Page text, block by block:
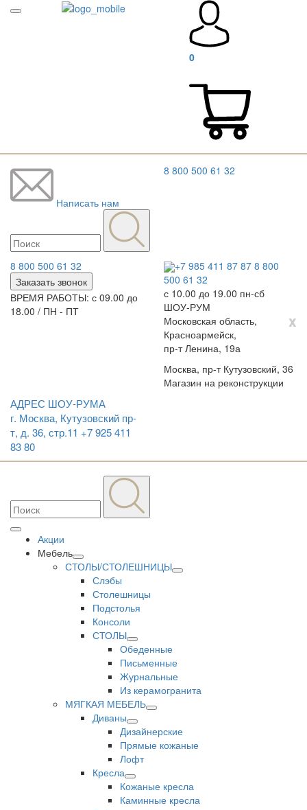
0
Написать нам
8 800 500 61 32
8 800 500 61 32
Заказать звонок
ВРЕМЯ РАБОТЫ: с 09.00 до
18.00 / ПН - ПТ
+7 985 411 87 87 8 800
500 61 32
с 10.00 до 19.00 пн-сб
ШОУ-РУМ
x
Московская область,
Красноармейск,
пр-т Ленина, 19а
Москва, пр-т Кутузовский, 36
Магазин на реконструкции
АДРЕС ШОУ-РУМА
г. Москва, Кутузовский пр-
т, д. 36, стр.11 +7 925 411
83 80
Акции
Мебель
СТОЛЫ/СТОЛЕШНИЦЫ
Слэбы
Столешницы
Подстолья
Консоли
СТОЛЫ
Обеденные
Письменные
Журнальные
Из керамогранита
МЯГКАЯ МЕБЕЛЬ
Диваны
Дизайнерские
Прямые кожаные
Лофт
Кресла
Кожаные кресла
Каминные кресла